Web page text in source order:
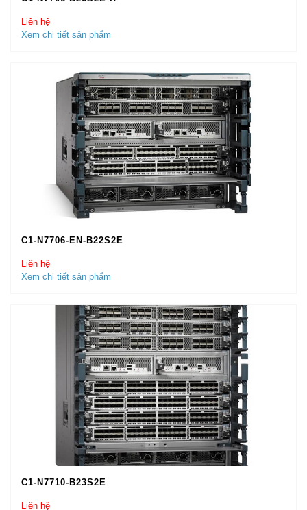
Liên hệ
Xem chi tiết sản phẩm
C1-N7706-EN-B22S2E
Liên hệ
Xem chi tiết sản phẩm
C1-N7710-B23S2E
Liên hệ